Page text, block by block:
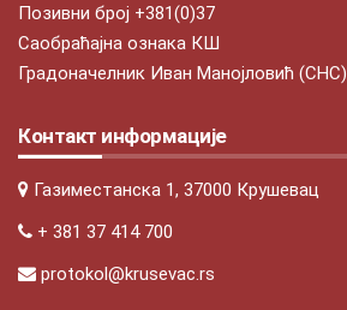
Позивни број +381(0)37
Саобраћајна ознака КШ
Градоначелник Иван Манојловић (СНС)
Контакт информације
Газиместанска 1, 37000 Крушевац
+ 381 37 414 700
protokol@krusevac.rs